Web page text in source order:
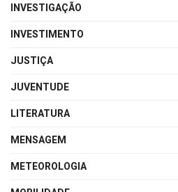
INVESTIGAÇÃO
INVESTIMENTO
JUSTIÇA
JUVENTUDE
LITERATURA
MENSAGEM
METEOROLOGIA